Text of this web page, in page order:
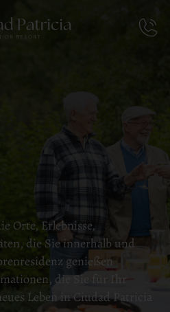
Orte, Erlebnisse,
die Sie innerhalb und
genießen
die Sie für Ihr
Leben in Ciudad Patricia